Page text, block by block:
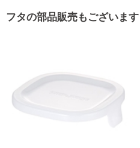
フタの部品販売もございます